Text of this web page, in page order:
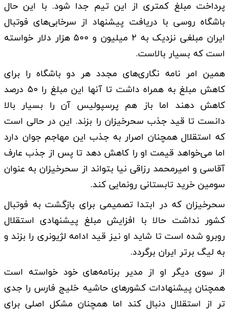
پرداخت مبلغ کمتری از این تیم جدا شود. با این حال
باشگاه روسی با دریافت پیشنهاد از سرخابی‌های فوتبال
ایران مبلغی نزدیک به ۲ میلیون و ۵۰۰ هزار دلار خواسته
است که بسیار بالاست.
همین امر نامه نگاری‌های مجدد هر دو باشگاه را برای
کاهش مبلغ به همراه داشت تا آنها این مبلغ را ۵۰ درصد
کاهش دهند اما باز هم پرسپولیس آن را بسیار بالا
دانست تا قید جذب سحرخیزان را بزند. این در حالی است
که استقلال همچنان اصرار به جذب این مهاجم جوان دارد
اما می‌خواهد قیمت او را کاهش دهد تا پس از جذب عارف
آقاسی و امیرمحمد رزاقی نیا بتواند از سحرخیزان به عنوان
سومین خرید تابستانی رونمایی کند.
سحرخیزان که در ابتدا تصمیمی برای بازگشت به فوتبال
کشور نداشت حالا با افزایش مبلغ پیشنهادی استقلال
روبرو شده است تا شاید او نیز قید ادامه لژیونری را بزند و
به لیگ برتر ایران برگردد.
از سوی دیگر او از مدیر برنامه‌های خود خواسته است
همچنان پیشنهادات کشورهای حاشیه خلیج فارس را جدی
تر از استقلال دنبال کند اما همچنان مشکل اصلی برای